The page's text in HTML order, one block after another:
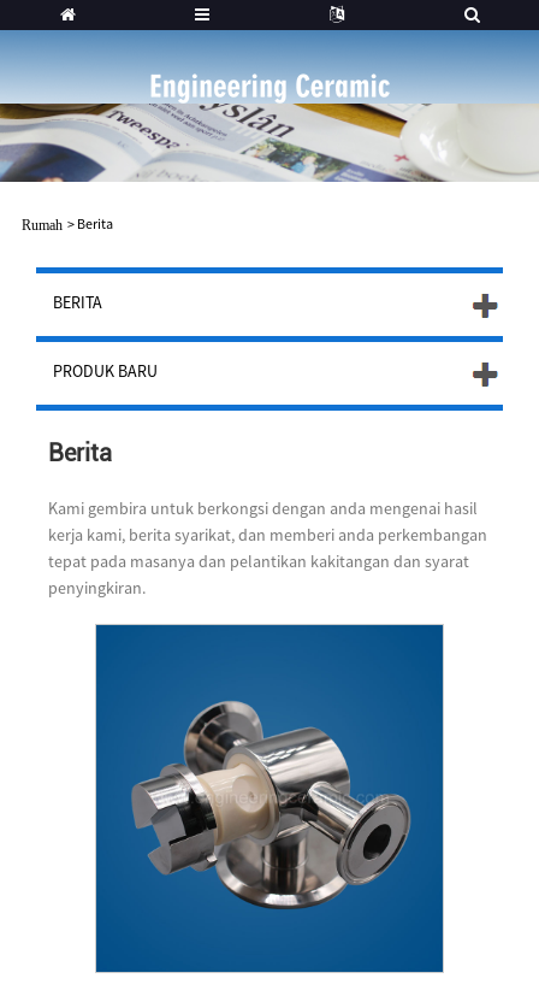
Rumah > Berita
BERITA
PRODUK BARU
Berita
Kami gembira untuk berkongsi dengan anda mengenai hasil
kerja kami, berita syarikat, dan memberi anda perkembangan
tepat pada masanya dan pelantikan kakitangan dan syarat
penyingkiran.